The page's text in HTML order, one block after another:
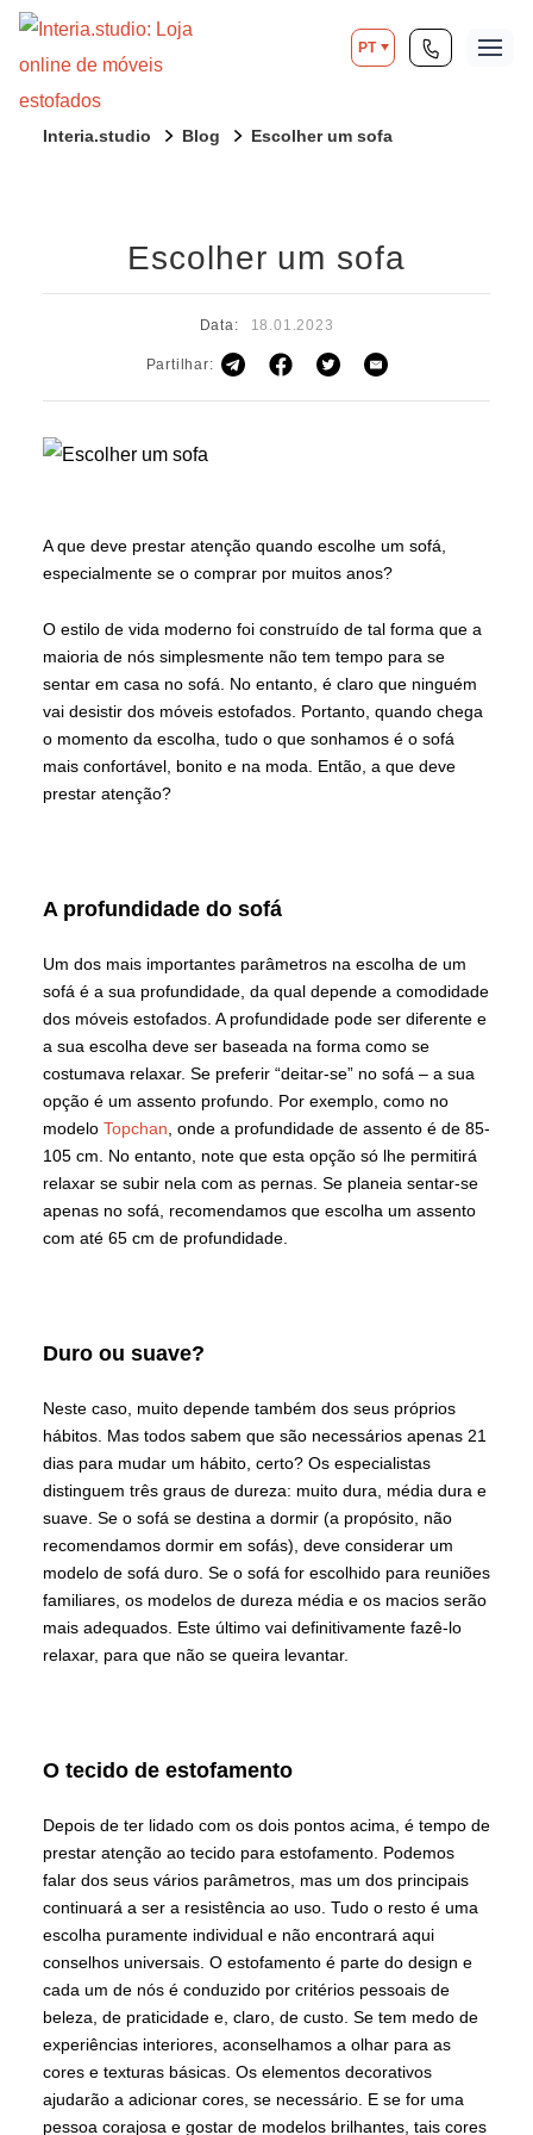
PT
Interia.studio Blog Escolher um sofa
Escolher um sofa
Partilhar:
Data: 18.01.2023
A que deve prestar atenção quando escolhe um sofá,
especialmente se o comprar por muitos anos?
O estilo de vida moderno foi construído de tal forma que a
maioria de nós simplesmente não tem tempo para se
sentar em casa no sofá. No entanto, é claro que ninguém
vai desistir dos móveis estofados. Portanto, quando chega
o momento da escolha, tudo o que sonhamos é o sofá
mais confortável, bonito e na moda. Então, a que deve
prestar atenção?
A profundidade do sofá
Um dos mais importantes parâmetros na escolha de um
sofá é a sua profundidade, da qual depende a comodidade
dos móveis estofados. A profundidade pode ser diferente e
a sua escolha deve ser baseada na forma como se
costumava relaxar. Se preferir “deitar-se” no sofá – a sua
opção é um assento profundo. Por exemplo, como no
modelo Topchan , onde a profundidade de assento é de 85-
105 cm. No entanto, note que esta opção só lhe permitirá
relaxar se subir nela com as pernas. Se planeia sentar-se
apenas no sofá, recomendamos que escolha um assento
com até 65 cm de profundidade.
Duro ou suave?
Neste caso, muito depende também dos seus próprios
hábitos. Mas todos sabem que são necessários apenas 21
dias para mudar um hábito, certo? Os especialistas
distinguem três graus de dureza: muito dura, média dura e
suave. Se o sofá se destina a dormir (a propósito, não
recomendamos dormir em sofás), deve considerar um
modelo de sofá duro. Se o sofá for escolhido para reuniões
familiares, os modelos de dureza média e os macios serão
mais adequados. Este último vai definitivamente fazê-lo
relaxar, para que não se queira levantar.
O tecido de estofamento
Depois de ter lidado com os dois pontos acima, é tempo de
prestar atenção ao tecido para estofamento. Podemos
falar dos seus vários parâmetros, mas um dos principais
continuará a ser a resistência ao uso. Tudo o resto é uma
escolha puramente individual e não encontrará aqui
conselhos universais. O estofamento é parte do design e
cada um de nós é conduzido por critérios pessoais de
beleza, de praticidade e, claro, de custo. Se tem medo de
experiências interiores, aconselhamos a olhar para as
cores e texturas básicas. Os elementos decorativos
ajudarão a adicionar cores, se necessário. E se for uma
pessoa corajosa e gostar de modelos brilhantes, tais cores